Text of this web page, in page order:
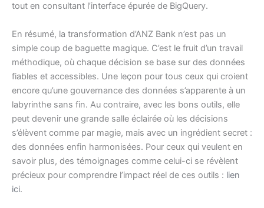
tout en consultant l’interface épurée de BigQuery.
En résumé, la transformation d’ANZ Bank n’est pas un
simple coup de baguette magique. C’est le fruit d’un travail
méthodique, où chaque décision se base sur des données
fiables et accessibles. Une leçon pour tous ceux qui croient
encore qu’une gouvernance des données s’apparente à un
labyrinthe sans fin. Au contraire, avec les bons outils, elle
peut devenir une grande salle éclairée où les décisions
s’élèvent comme par magie, mais avec un ingrédient secret :
des données enfin harmonisées. Pour ceux qui veulent en
savoir plus, des témoignages comme celui-ci se révèlent
précieux pour comprendre l’impact réel de ces outils : lien
ici.